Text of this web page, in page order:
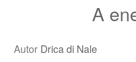
A
Autor Drica di Nale